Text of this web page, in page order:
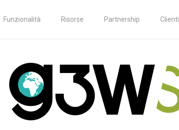
Funzionalità Risorse Partnership Clienti